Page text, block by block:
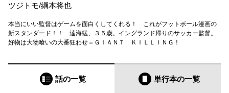
ツジトモ/綱本将也
本当にいい監督はゲームを面白くしてくれる！ これがフットボール漫画の
新スタンダード！！ 達海猛、３５歳。イングランド帰りのサッカー監督。
好物は大物喰いの大番狂わせ＝ＧＩＡＮＴ ＫＩＬＬＩＮＧ！
話の一覧 単行本の一覧